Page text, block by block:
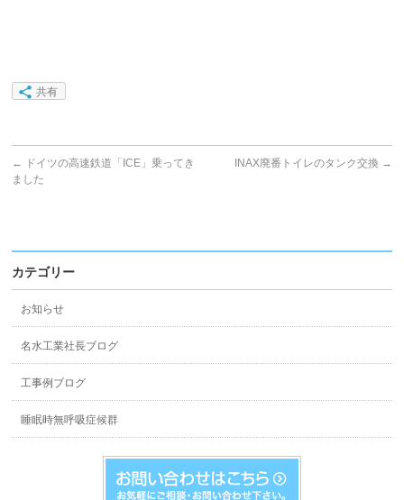
共有
←
ドイツの高速鉄道「ICE」乗ってき
ました
INAX廃番トイレのタンク交換 →
カテゴリー
お知らせ
名水工業社長ブログ
工事例ブログ
睡眠時無呼吸症候群